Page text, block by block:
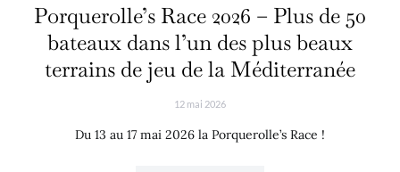
Porquerolle’s Race 2026 – Plus de 50
bateaux dans l’un des plus beaux
terrains de jeu de la Méditerranée
12 mai 2026
Du 13 au 17 mai 2026 la Porquerolle’s Race !